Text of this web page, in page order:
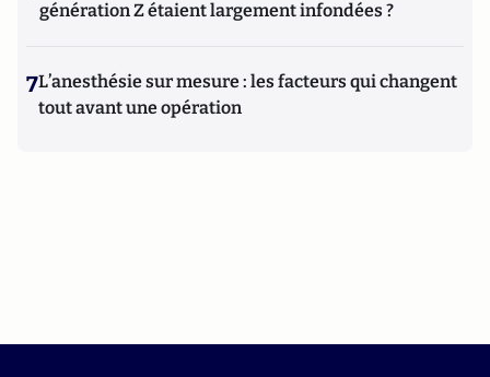
génération Z étaient largement infondées ?
7L’anesthésie sur mesure : les facteurs qui changent
tout avant une opération